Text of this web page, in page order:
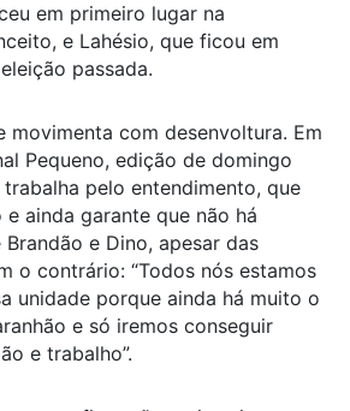
em primeiro lugar na
e Lahésio, que ficou em
passada.
movimenta com desenvoltura. Em
Pequeno, edição de domingo
pelo entendimento, que
e ainda garante que não há
e Dino, apesar das
o contrário: “Todos nós estamos
unidade porque ainda há muito o
e só iremos conseguir
e trabalho”.